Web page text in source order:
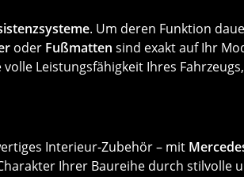
. Um deren Funktion
oder Fußmatten sind exakt auf Ihr
Leistungsfähigkeit Ihres
Interieur-Zubehör – mit
Ihrer Baureihe durch stilvolle